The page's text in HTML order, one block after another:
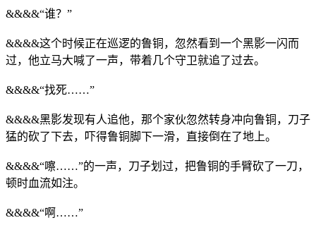
&&&&“谁？”
&&&&这个时候正在巡逻的鲁铜，忽然看到一个黑影一闪而
过，他立马大喊了一声，带着几个守卫就追了过去。
&&&&“找死……”
&&&&黑影发现有人追他，那个家伙忽然转身冲向鲁铜，刀子
猛的砍了下去，吓得鲁铜脚下一滑，直接倒在了地上。
&&&&“嚓……”的一声，刀子划过，把鲁铜的手臂砍了一刀，
顿时血流如注。
&&&&“啊……”